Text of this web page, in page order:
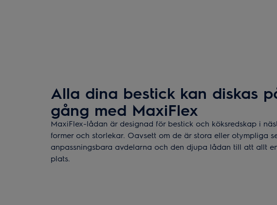
Alla dina bestick kan diskas
gång med MaxiFlex
MaxiFlex-lådan är designad för bestick och köksredskap i
former och storlekar. Oavsett om de är stora eller otympliga
anpassningsbara avdelarna och den djupa lådan till att allt
plats.